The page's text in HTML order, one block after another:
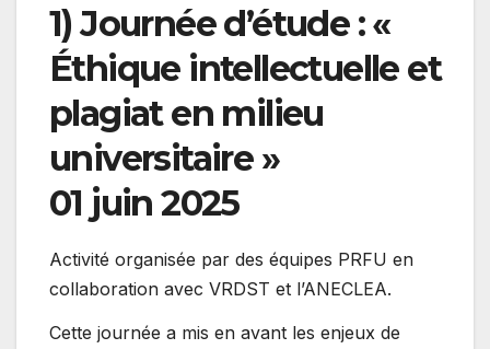
1) Journée d’étude : «
Éthique intellectuelle et
plagiat en milieu
universitaire »
01 juin 2025
Activité organisée par des équipes PRFU en
collaboration avec VRDST et l’ANECLEA.
Cette journée a mis en avant les enjeux de